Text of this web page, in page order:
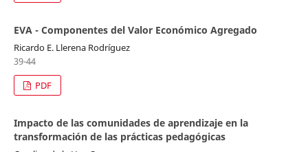
EVA - Componentes del Valor Económico Agregado
Ricardo E. Llerena Rodríguez
39-44
PDF
Impacto de las comunidades de aprendizaje en la
transformación de las prácticas pedagógicas